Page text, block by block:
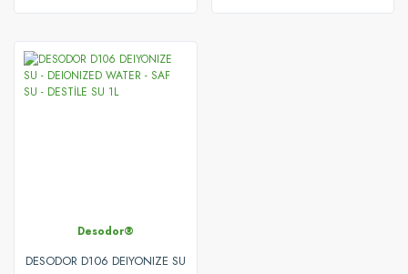
Desodor®
DESODOR D106 DEIYONIZE SU